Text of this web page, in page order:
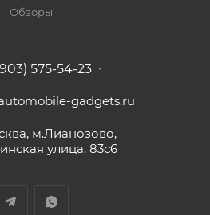
Обзоры
575-54-23
gadgets.ru
м.Лианозово,
улица, 83с6